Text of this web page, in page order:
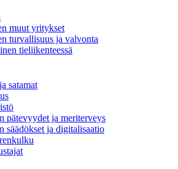
muut yritykset
turvallisuus ja valvonta
tieliikenteessä
satamat
pätevyydet ja meriterveys
säädökset ja digitalisaatio